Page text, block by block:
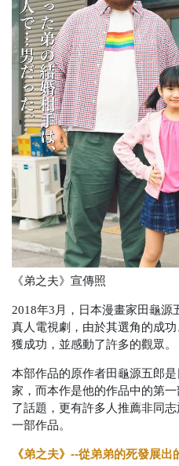
《弟之夫》宣傳照
2018年3月，日本漫畫家田龜
真人電視劇，由於其選角的成
獲成功，並感動了許多的觀眾。
本部作品的原作者田龜源五郎
家，而本作是他的作品中的第
了話題，更有許多人推薦非同
一部作品。
《弟之夫》--從弟弟的死發展出